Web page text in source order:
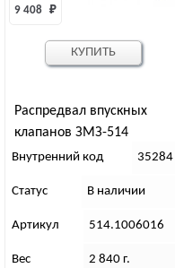
Распредвал впускных
клапанов ЗМЗ-514
9 408 ₽
Внутренний код 35284
Статус В наличии
Артикул 514.1006016
Вес 2 840 г.
КУПИТЬ